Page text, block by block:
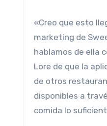
«Creo que esto
marketing de
hablamos de ella
Lore de que la
de otros
disponibles a
comida lo